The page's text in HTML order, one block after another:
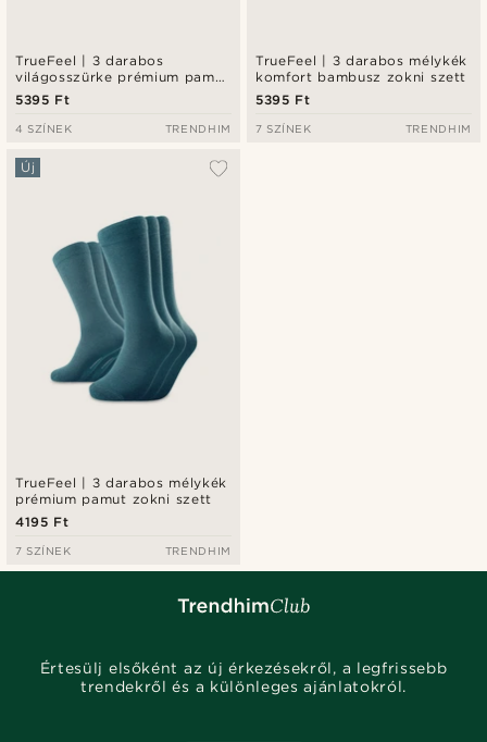
TrueFeel | 3 darabos
világosszürke prémium pamut
tenisz zokni szett
5395 Ft
4 SZÍNEK TRENDHIM
TrueFeel | 3 darabos mélykék
komfort bambusz zokni szett
5395 Ft
7 SZÍNEK TRENDHIM
TrueFeel | 3 darabos mélykék
prémium pamut zokni szett
Új
4195 Ft
7 SZÍNEK TRENDHIM
Értesülj elsőként az új érkezésekről, a legfrissebb
trendekről és a különleges ajánlatokról.